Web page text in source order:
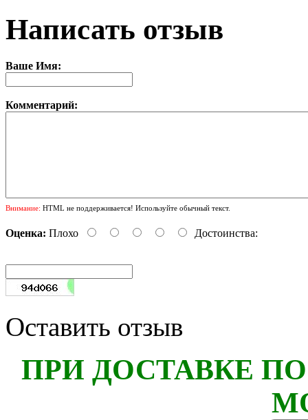
Написать отзыв
Ваше Имя:
Комментарий:
Внимание: HTML не поддерживается! Используйте обычный текст.
Оценка: Плохо Достоинства:
Оставить отзыв
ПРИ ДОСТАВКЕ